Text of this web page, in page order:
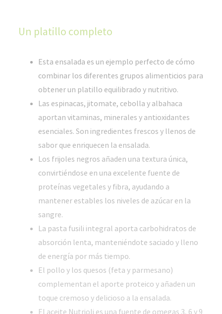
Un platillo completo
Esta ensalada es un ejemplo perfecto de cómo
combinar los diferentes grupos alimenticios para
obtener un platillo equilibrado y nutritivo.
Las espinacas, jitomate, cebolla y albahaca
aportan vitaminas, minerales y antioxidantes
esenciales. Son ingredientes frescos y llenos de
sabor que enriquecen la ensalada.
Los frijoles negros añaden una textura única,
convirtiéndose en una excelente fuente de
proteínas vegetales y fibra, ayudando a
mantener estables los niveles de azúcar en la
sangre.
La pasta fusili integral aporta carbohidratos de
absorción lenta, manteniéndote saciado y lleno
de energía por más tiempo.
El pollo y los quesos (feta y parmesano)
complementan el aporte proteico y añaden un
toque cremoso y delicioso a la ensalada.